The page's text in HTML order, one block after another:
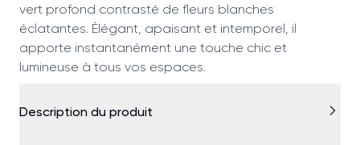
vert profond contrasté de fleurs blanches
éclatantes. Élégant, apaisant et intemporel, il
apporte instantanément une touche chic et
lumineuse à tous vos espaces.
Description du produit